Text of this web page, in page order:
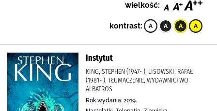
wielkość:
kontrast:
Instytut
KING, STEPHEN (1947- ), LISOWSKI, RAFAŁ
(1981- ). TŁUMACZENIE, WYDAWNICTWO
ALBATROS
Rok wydania: 2019.